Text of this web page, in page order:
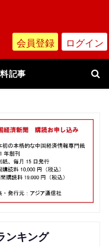
会員登録 ログイン
記事
ンキング